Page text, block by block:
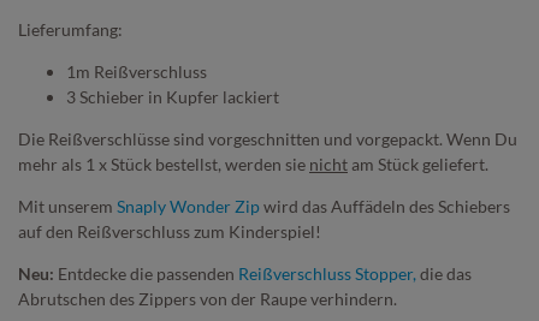
Lieferumfang:
1m Reißverschluss
3 Schieber in Kupfer lackiert
Die Reißverschlüsse sind vorgeschnitten und vorgepackt. Wenn Du
mehr als 1 x Stück bestellst, werden sie nichtam Stück geliefert.
Mit unserem Snaply Wonder Zipwird das Auffädeln des Schiebers
auf den Reißverschluss zum Kinderspiel!
Neu: Entdecke die passenden Reißverschluss Stopper, die das
Abrutschen des Zippers von der Raupe verhindern.